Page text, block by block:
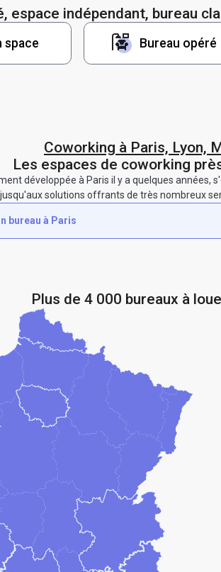
espace indépendant, bureau
space Bureau opéré
Coworking à Paris, Lyon,
Les espaces de coworking
développée à Paris il y a quelques
solutions offrants de très nombreux
bureau à Paris
Plus de 4 000 bureaux à